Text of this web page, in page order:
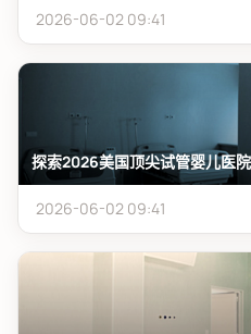
2026-06-02 09:41
探索2026美国顶尖试管婴儿医
2026-06-02 09:41